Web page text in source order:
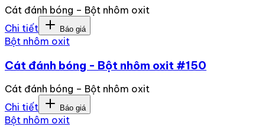
Cát đánh bóng – Bột nhôm oxit
Chi tiết
Báo giá
Bột nhôm oxit
Cát đánh bóng - Bột nhôm oxit #150
Cát đánh bóng – Bột nhôm oxit
Chi tiết
Báo giá
Bột nhôm oxit